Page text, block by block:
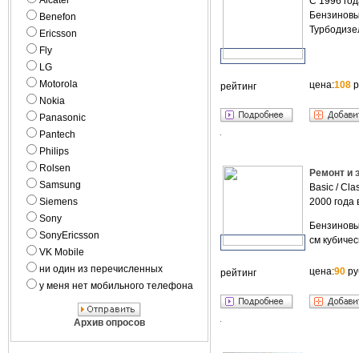
Benefon
Ericsson
Fly
LG
Motorola
Nokia
Panasonic
Pantech
Philips
Rolsen
Samsung
Siemens
Sony
SonyEricsson
VK Mobile
ни один из перечисленных
у меня нет мобильного телефона
Архив опросов
рейтинг цена:108
Ремонт и
Basic /
2000 года
см
рейтинг цена:90